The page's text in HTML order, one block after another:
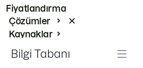
Fiyatlandırma
Çözümler
Kaynaklar
Bilgi Tabanı